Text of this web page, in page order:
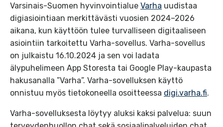
Varsinais-Suomen hyvinvointialue Varha uudistaa
digiasiointiaan merkittävästi vuosien 2024–2026
aikana, kun käyttöön tulee turvalliseen digitaaliseen
asiointiin tarkoitettu Varha-sovellus. Varha-sovellus
on julkaistu 16.10.2024 ja sen voi ladata
älypuhelimeen App Storesta tai Google Play-kaupasta
hakusanalla ”Varha”. Varha-sovelluksen käyttö
onnistuu myös tietokoneella osoitteessa digi.varha.fi.
Varha-sovelluksesta löytyy aluksi kaksi palvelua: suun